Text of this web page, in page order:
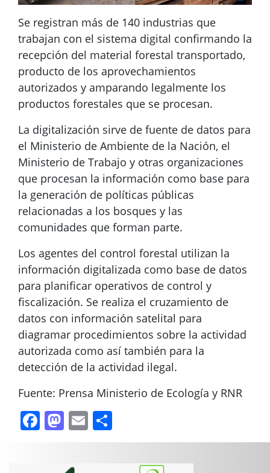
Se registran más de 140 industrias que
trabajan con el sistema digital confirmando la
recepción del material forestal transportado,
producto de los aprovechamientos
autorizados y amparando legalmente los
productos forestales que se procesan.
La digitalización sirve de fuente de datos para
el Ministerio de Ambiente de la Nación, el
Ministerio de Trabajo y otras organizaciones
que procesan la información como base para
la generación de políticas públicas
relacionadas a los bosques y las
comunidades que forman parte.
Los agentes del control forestal utilizan la
información digitalizada como base de datos
para planificar operativos de control y
fiscalización. Se realiza el cruzamiento de
datos con información satelital para
diagramar procedimientos sobre la actividad
autorizada como así también para la
detección de la actividad ilegal.
Fuente: Prensa Ministerio de Ecología y RNR
Facebook
Mastodon
Email